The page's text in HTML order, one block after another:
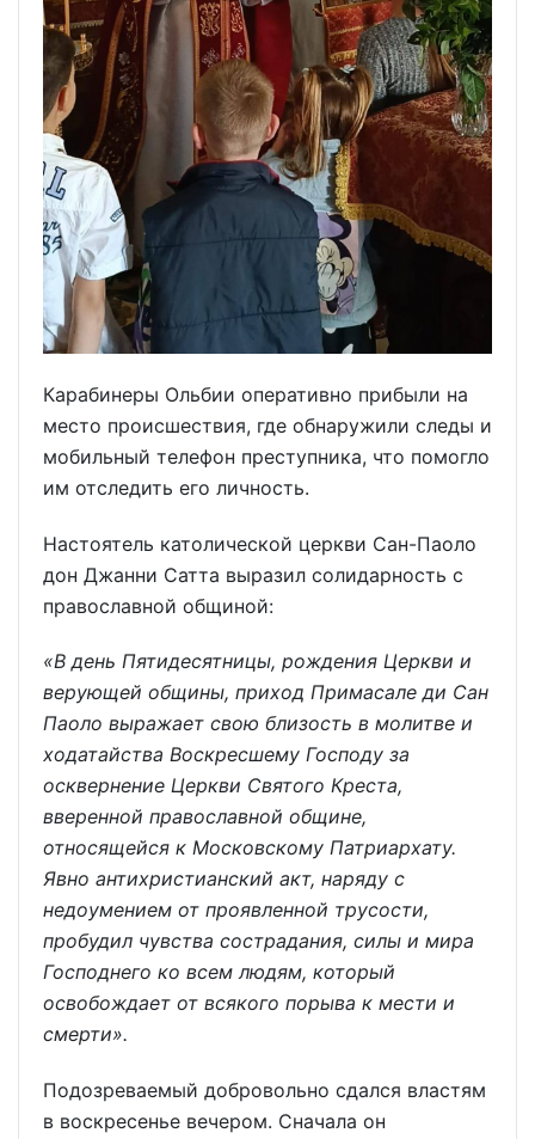
Карабинеры Ольбии оперативно прибыли на
место происшествия, где обнаружили следы и
мобильный телефон преступника, что помогло
им отследить его личность.
Настоятель католической церкви Сан-Паоло
дон Джанни Сатта выразил солидарность с
православной общиной:
«В день Пятидесятницы, рождения Церкви и
верующей общины, приход Примасале ди Сан
Паоло выражает свою близость в молитве и
ходатайства Воскресшему Господу за
осквернение Церкви Святого Креста,
вверенной православной общине,
относящейся к Московскому Патриархату.
Явно антихристианский акт, наряду с
недоумением от проявленной трусости,
пробудил чувства сострадания, силы и мира
Господнего ко всем людям, который
освобождает от всякого порыва к мести и
смерти».
Подозреваемый добровольно сдался властям
в воскресенье вечером. Сначала он